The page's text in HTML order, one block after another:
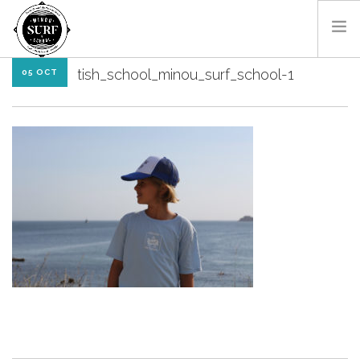
SURF & BODYBOARD
PADDLE
RÉSA EN LIGNE
FR
05 OCT tish_school_minou_surf_school-1